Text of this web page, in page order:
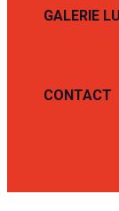
GALERIE
CONTACT